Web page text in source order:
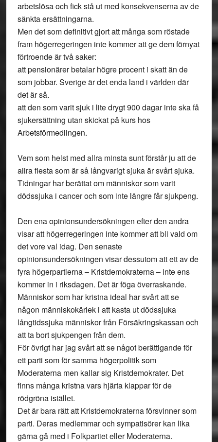
arbetslösa och fick stå ut med konsekvenserna av de
sänkta ersättningarna.
Men det som definitivt gjort att många som röstade
fram högerregeringen inte kommer att ge dem förnyat
förtroende är två saker:
att pensionärer betalar högre procent i skatt än de
som jobbar. Sverige är det enda land i världen där
det är så.
att den som varit sjuk i lite drygt 900 dagar inte ska få
sjukersättning utan skickat på kurs hos
Arbetsförmedlingen.
Vem som helst med allra minsta sunt förstår ju att de
allra flesta som är så långvarigt sjuka är svårt sjuka.
Tidningar har berättat om människor som varit
dödssjuka i cancer och som inte längre får sjukpeng.
Den ena opinionsundersökningen efter den andra
visar att högerregeringen inte kommer att bli vald om
det vore val idag. Den senaste
opinionsundersökningen visar dessutom att ett av de
fyra högerpartierna – Kristdemokraterna – inte ens
kommer in i riksdagen. Det är föga överraskande.
Människor som har kristna ideal har svårt att se
någon människokärlek i att kasta ut dödssjuka
långtidssjuka människor från Försäkringskassan och
att ta bort sjukpengen från dem.
För övrigt har jag svårt att se något berättigande för
ett parti som för samma högerpolitik som
Moderaterna men kallar sig Kristdemokrater. Det
finns många kristna vars hjärta klappar för de
rödgröna istället.
Det är bara rätt att Kristdemokraterna försvinner som
parti. Deras medlemmar och sympatisörer kan lika
gärna gå med i Folkpartiet eller Moderaterna.